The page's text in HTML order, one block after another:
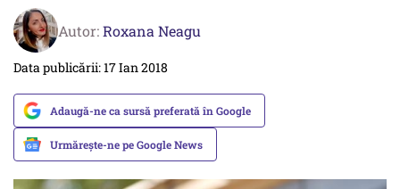
Autor:Roxana Neagu
Data publicării: 17 Ian 2018
Adaugă-ne ca sursă preferată în Google
Urmărește-ne pe Google News